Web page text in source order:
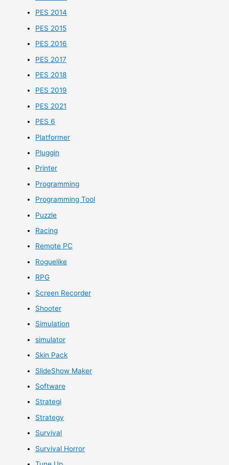
PES 2014
PES 2015
PES 2016
PES 2017
PES 2018
PES 2019
PES 2021
PES 6
Platformer
Pluggin
Printer
Programming
Programming Tool
Puzzle
Racing
Remote PC
Roguelike
RPG
Screen Recorder
Shooter
Simulation
simulator
Skin Pack
SlideShow Maker
Software
Strategi
Strategy
Survival
Survival Horror